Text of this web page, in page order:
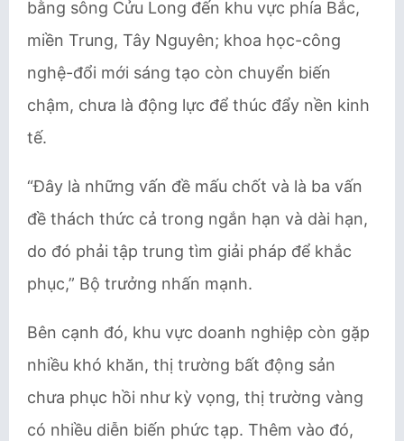
bằng sông Cửu Long đến khu vực phía Bắc,
miền Trung, Tây Nguyên; khoa học-công
nghệ-đổi mới sáng tạo còn chuyển biến
chậm, chưa là động lực để thúc đẩy nền kinh
tế.
“Đây là những vấn đề mấu chốt và là ba vấn
đề thách thức cả trong ngắn hạn và dài hạn,
do đó phải tập trung tìm giải pháp để khắc
phục,” Bộ trưởng nhấn mạnh.
Bên cạnh đó, khu vực doanh nghiệp còn gặp
nhiều khó khăn, thị trường bất động sản
chưa phục hồi như kỳ vọng, thị trường vàng
có nhiều diễn biến phức tạp. Thêm vào đó,